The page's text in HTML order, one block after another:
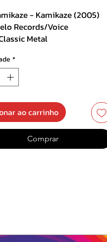
- Kamikaze (2005)
Records/Voice
Metal
:
Indireto
*
ao carrinho
Comprar